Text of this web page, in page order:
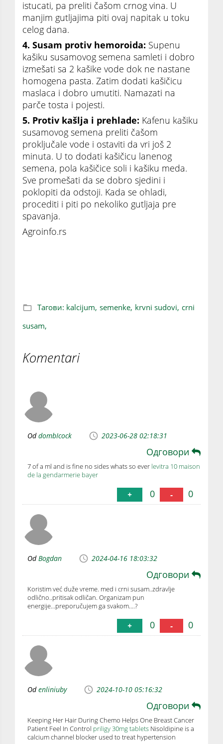
istucati, pa preliti čašom crnog vina. U
manjim gutljajima piti ovaj napitak u toku
celog dana.
4. Susam protiv hemoroida: Supenu
kašiku susamovog semena samleti i dobro
izmešati sa 2 kašike vode dok ne nastane
homogena pasta. Zatim dodati kašičicu
maslaca i dobro umutiti. Namazati na
parče tosta i pojesti.
5. Protiv kašlja i prehlade: Kafenu kašiku
susamovog semena preliti čašom
proključale vode i ostaviti da vri još 2
minuta. U to dodati kašičicu lanenog
semena, pola kašičice soli i kašiku meda.
Sve promešati da se dobro sjedini i
poklopiti da odstoji. Kada se ohladi,
procediti i piti po nekoliko gutljaja pre
spavanja.
Agroinfo.rs
Тагови: kalcijum, semenke, krvni sudovi, crni
susam,
Komentari
OddombIcock 2023-06-28 02:18:31
Одговори
7 of a ml and is fine no sides whats so ever levitra 10 maison
de la gendarmerie bayer
+ 0 - 0
OdBogdan 2024-04-16 18:03:32
Одговори
Koristim već duže vreme. med i crni susam..zdravlje
odlično..pritisak odličan. Organizam pun
energije...preporučujem ga svakom....?
+ 0 - 0
Odenliniuby 2024-10-10 05:16:32
Одговори
Keeping Her Hair During Chemo Helps One Breast Cancer
Patient Feel In Control priligy 30mg tablets Nisoldipine is a
calcium channel blocker used to treat hypertension